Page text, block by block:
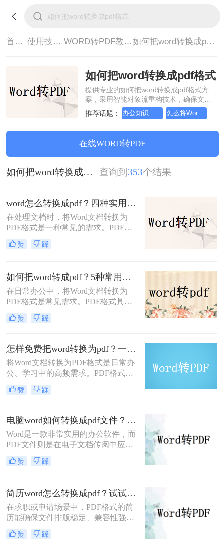
首页> 使用技巧> WORD转PDF教程> 如何把word转换成pdf格式
如何把word转换成pdf格式
提供专业的如何把word转换成pdf格式方
案，采用智能对象流重构技术，确保文档
1:1高保真还原且排版不乱码。支持一键批
量处理，全链路 SSL 加密保障隐私安全。
无需安装，高效办公。
推荐话题： 办公知识科普指南，word转换成pdf的操作方法 怎么将Word转pdf格式，实用的方法来了
在线WORD转PDF
如何把word转换成pdf格式 查询到 353个结果
word怎么转换成pdf？四种实用方法对比与实操指南（附详细表格）！
在处理文档时，将Word文档转换为
PDF格式是一种常见的需求。PDF格
式具有跨平台、保持原始格式等优
点，使得在不同设备和操作系统上查
种将Word文档转换为PDF的方法，以
满足不同用户的需求。
赞 踩
如何把word转成pdf？5种常用的转换方法详解！
在日常办公中，将Word文档转换为
PDF格式是常见需求。PDF格式具有
跨平台兼容性强、格式固定、不易被
篡改等优势，尤其适合用于正式文件
呢？本文将介绍5种常用的转换方
法，涵盖从免费工具到专业软件的多
种选择。
赞 踩
怎样免费把word转换为pdf？一文掌握所有常用方法！
将Word文档转换为PDF格式是日常办
公、学习中的高频需求。PDF格式能
确保文件内容在不同设备上显示一
致，且不易被篡改。那么怎样免费把
种免费转换方法，助你高效完成转
换。
赞 踩
电脑word如何转换成pdf文件？教你4个方法轻松完成转换任务！
Word是一款非常实用的办公软件，而
PDF文件则是在电子文档传阅中应用
广泛的格式，因此很多人常常需要将
Word文件转换成PDF文件。那么电脑
法，帮助你快速将电脑上的Word文件
转换成PDF格式。
赞 踩
简历word怎么转换成pdf？试试这5种常用转换方法！
在求职或申请场景中，PDF格式的简
历能确保文件排版稳定、兼容性强，
避免因不同设备或软件打开导致格式
错乱。那么简历word怎么转换成pdf
赞 踩